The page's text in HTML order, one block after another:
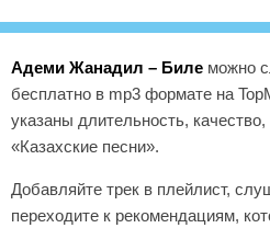
Адеми Жанадил – Биле можно
бесплатно в mp3 формате на
указаны длительность,
«Казахские песни».
Добавляйте трек в плейлист,
переходите к рекомендациям,